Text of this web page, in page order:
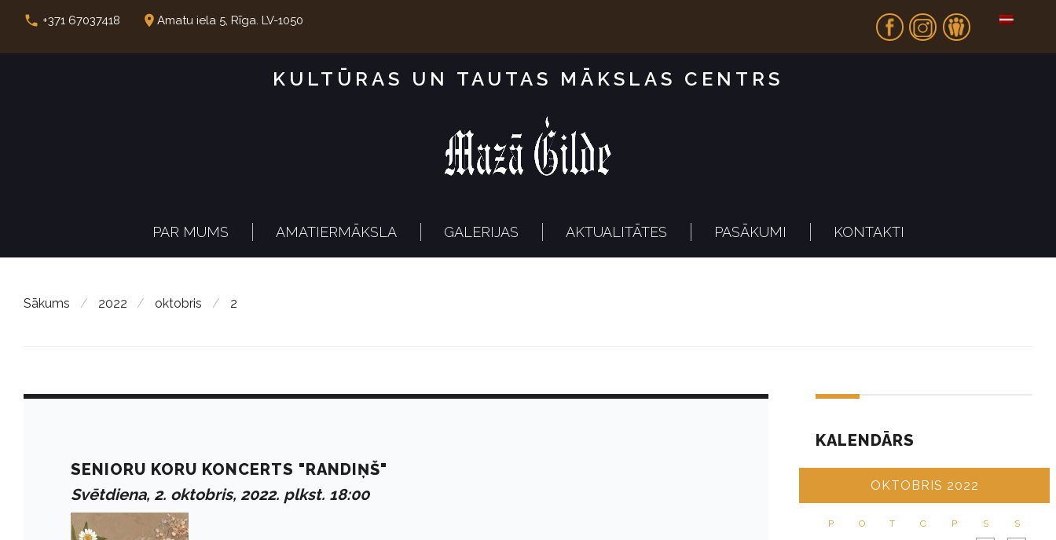
e
Fb In Dr
call +371 67037418 place Amatu iela 5, Rīga. LV-1050
KULTŪRAS UN TAUTAS MĀKSLAS CENTRS
PAR MUMS AMATIERMĀKSLA GALERIJAS AKTUALITĀTES PASĀKUMI KONTAKTI
Sākums / 2022 / oktobris / 2
SENIORU KORU KONCERTS "RANDIŅŠ"
Svētdiena, 2. oktobris, 2022. plkst. 18:00
KALENDĀRS
OKTOBRIS 2022
P O T C P S S